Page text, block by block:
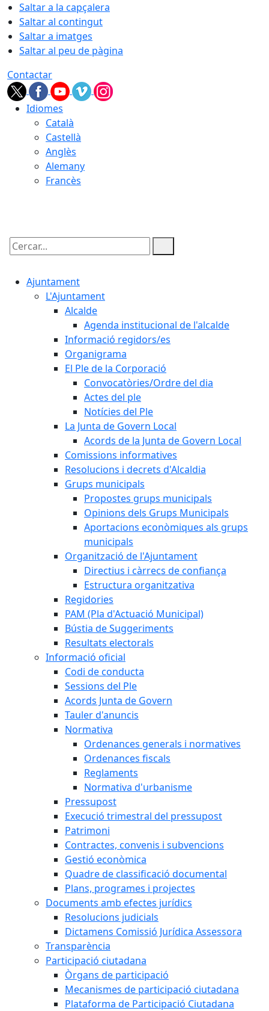
Saltar a la capçalera
Saltar al contingut
Saltar a imatges
Saltar al peu de pàgina
Contactar
Idiomes
Català
Castellà
Anglès
Alemany
Francès
Cercar:
Ajuntament
L'Ajuntament
Alcalde
Agenda institucional de l'alcalde
Informació regidors/es
Organigrama
El Ple de la Corporació
Convocatòries/Ordre del dia
Actes del ple
Notícies del Ple
La Junta de Govern Local
Acords de la Junta de Govern Local
Comissions informatives
Resolucions i decrets d'Alcaldia
Grups municipals
Propostes grups municipals
Opinions dels Grups Municipals
Aportacions econòmiques als grups
municipals
Organització de l'Ajuntament
Directius i càrrecs de confiança
Estructura organitzativa
Regidories
PAM (Pla d'Actuació Municipal)
Bústia de Suggeriments
Resultats electorals
Informació oficial
Codi de conducta
Sessions del Ple
Acords Junta de Govern
Tauler d'anuncis
Normativa
Ordenances generals i normatives
Ordenances fiscals
Reglaments
Normativa d'urbanisme
Pressupost
Execució trimestral del pressupost
Patrimoni
Contractes, convenis i subvencions
Gestió econòmica
Quadre de classificació documental
Plans, programes i projectes
Documents amb efectes jurídics
Resolucions judicials
Dictamens Comissió Jurídica Assessora
Transparència
Participació ciutadana
Òrgans de participació
Mecanismes de participació ciutadana
Plataforma de Participació Ciutadana